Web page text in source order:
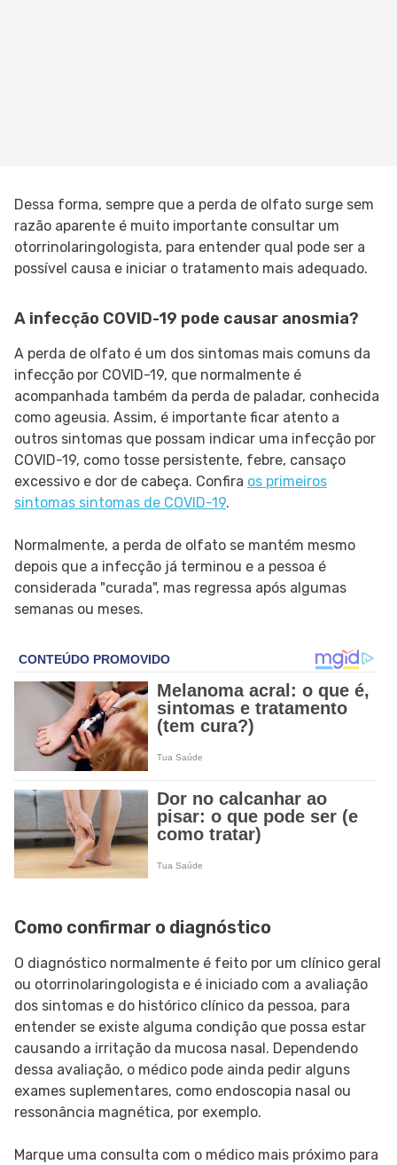
Dessa forma, sempre que a perda de olfato surge sem
razão aparente é muito importante consultar um
otorrinolaringologista, para entender qual pode ser a
possível causa e iniciar o tratamento mais adequado.
A infecção COVID-19 pode causar anosmia?
A perda de olfato é um dos sintomas mais comuns da
infecção por COVID-19, que normalmente é
acompanhada também da perda de paladar, conhecida
como ageusia. Assim, é importante ficar atento a
outros sintomas que possam indicar uma infecção por
COVID-19, como tosse persistente, febre, cansaço
excessivo e dor de cabeça. Confira os primeiros
sintomas sintomas de COVID-19.
Normalmente, a perda de olfato se mantém mesmo
depois que a infecção já terminou e a pessoa é
considerada "curada", mas regressa após algumas
semanas ou meses.
Como confirmar o diagnóstico
O diagnóstico normalmente é feito por um clínico geral
ou otorrinolaringologista e é iniciado com a avaliação
dos sintomas e do histórico clínico da pessoa, para
entender se existe alguma condição que possa estar
causando a irritação da mucosa nasal. Dependendo
dessa avaliação, o médico pode ainda pedir alguns
exames suplementares, como endoscopia nasal ou
ressonância magnética, por exemplo.
Marque uma consulta com o médico mais próximo para